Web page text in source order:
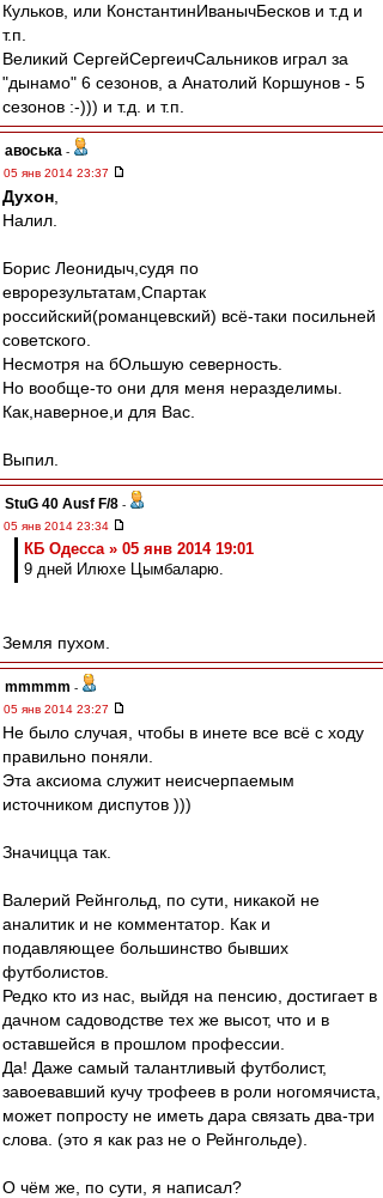
Кульков, или КонстантинИванычБесков и т.д и
т.п.
Великий СергейСергеичСальников играл за
"дынамо" 6 сезонов, а Анатолий Коршунов - 5
сезонов :-))) и т.д. и т.п.
авоська -
05 янв 2014 23:37
Духон
Налил.
Борис Леонидыч,cудя по
еврорезультатам,Спартак
российский(романцевский) всё-таки посильней
советского.
Несмотря на бОльшую северность.
Но вообще-то они для меня неразделимы.
Как,наверное,и для Вас.
Выпил.
StuG 40 Ausf F/8 -
05 янв 2014 23:34
КБ Одесса » 05 янв 2014 19:01
9 дней Илюхе Цымбаларю.
Земля пухом.
mmmmm -
05 янв 2014 23:27
Не было случая, чтобы в инете все всё с ходу
правильно поняли.
Эта аксиома служит неисчерпаемым
источником диспутов )))
Значицца так.
Валерий Рейнгольд, по сути, никакой не
аналитик и не комментатор. Как и
подавляющее большинство бывших
футболистов.
Редко кто из нас, выйдя на пенсию, достигает в
дачном садоводстве тех же высот, что и в
оставшейся в прошлом профессии.
Да! Даже самый талантливый футболист,
завоевавший кучу трофеев в роли ногомячиста,
может попросту не иметь дара связать два-три
слова. (это я как раз не о Рейнгольде).
О чём же, по сути, я написал?